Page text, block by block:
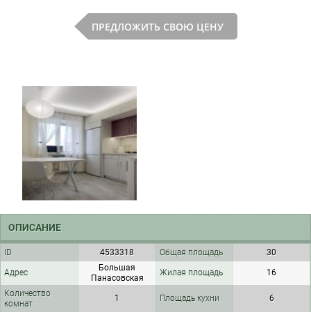
ПРЕДЛОЖИТЬ СВОЮ ЦЕНУ
ОПИСАНИЕ
ID 4533318 Общая площадь 30
Адрес
Большая
Панасовская
Жилая площадь 16
Количество
комнат
1 Площадь кухни 6